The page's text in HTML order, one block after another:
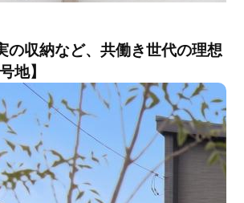
の収納など、共働き世代の理想
地】